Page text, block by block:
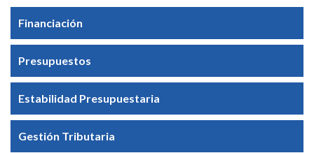
Financiación
Presupuestos
Estabilidad Presupuestaria
Gestión Tributaria